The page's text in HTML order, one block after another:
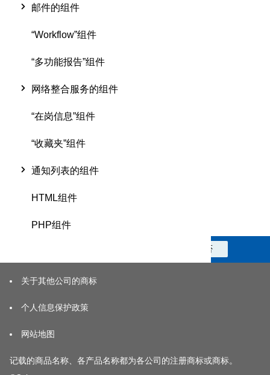
邮件的组件
“Workflow”组件
“多功能报告”组件
网络整合服务的组件
“在岗信息”组件
“收藏夹”组件
通知列表的组件
HTML组件
PHP组件
否
关于其他公司的商标
个人信息保护政策
网站地图
记载的商品名称、各产品名称都为各公司的注册商标或商标。